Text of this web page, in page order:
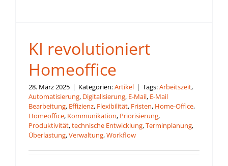
KI revolutioniert
Homeoffice
28. März 2025 | Kategorien:Artikel | Tags:Arbeitszeit,
Automatisierung, Digitalisierung, E-Mail, E-Mail
Bearbeitung, Effizienz, Flexibilität, Fristen, Home-Office,
Homeoffice, Kommunikation, Priorisierung,
Produktivität,technische Entwicklung,Terminplanung,
Überlastung,Verwaltung,Workflow